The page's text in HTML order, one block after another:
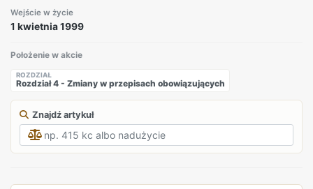
Wejście w życie
1 kwietnia 1999
Położenie w akcie
ROZDZIAŁ
Rozdział 4 - Zmiany w przepisach obowiązujących
Znajdź artykuł